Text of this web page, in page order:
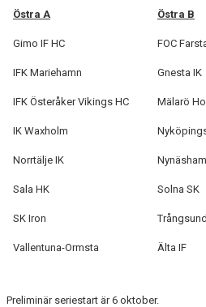
Östra A Östra B
Gimo IF HC FOC
IFK Mariehamn Gnesta IK
IFK Österåker Vikings HC Mälarö
IK Waxholm
Norrtälje IK
Sala HK Solna SK
SK Iron
Vallentuna-Ormsta Älta IF
Preliminär seriestart är 6 oktober.